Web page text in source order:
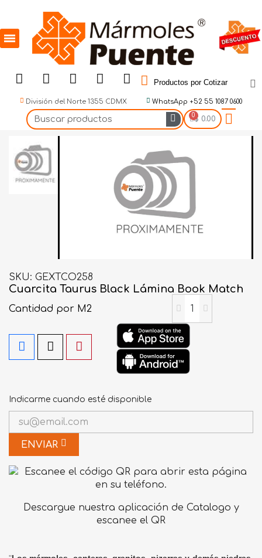
Productos por Cotizar
División del Norte 1355 CDMX WhatsApp +52 55 1087 0600
$ 0.00
SKU GEXTCO258
Cuarcita Taurus Black Lámina Book Match
Cantidad por M2
Indicarme cuando esté disponible
ENVIAR
Descargue nuestra aplicación de Catalogo y
escanee el QR